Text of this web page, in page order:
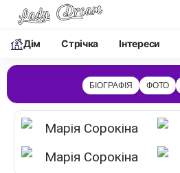
Дім Cтрічка Інтереси
БІОГРАФІЯ ФОТО